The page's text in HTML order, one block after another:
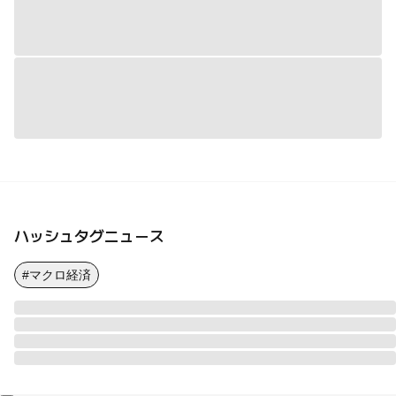
ハッシュタグニュース
#マクロ経済